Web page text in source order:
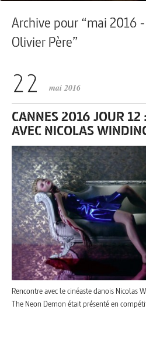
Archive pour “mai 2016
Olivier Père”
mai 2016
CANNES 2016 JOUR 12
AVEC NICOLAS
Rencontre avec le cinéaste danois
The Neon Demon était présenté en